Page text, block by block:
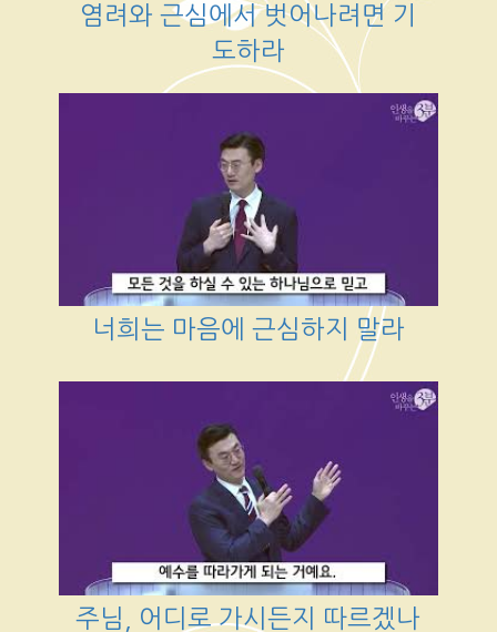
염려와 근심에서 벗어나려면 기
도하라
너희는 마음에 근심하지 말라
주님, 어디로 가시든지 따르겠나